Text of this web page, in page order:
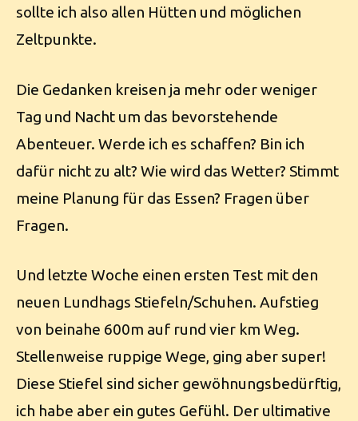
sollte ich also allen Hütten und möglichen
Zeltpunkte.
Die Gedanken kreisen ja mehr oder weniger
Tag und Nacht um das bevorstehende
Abenteuer. Werde ich es schaffen? Bin ich
dafür nicht zu alt? Wie wird das Wetter? Stimmt
meine Planung für das Essen? Fragen über
Fragen.
Und letzte Woche einen ersten Test mit den
neuen Lundhags Stiefeln/Schuhen. Aufstieg
von beinahe 600m auf rund vier km Weg.
Stellenweise ruppige Wege, ging aber super!
Diese Stiefel sind sicher gewöhnungsbedürftig,
ich habe aber ein gutes Gefühl. Der ultimative